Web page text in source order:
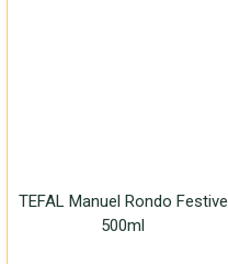
TEFAL Manuel Rondo Festive
500ml